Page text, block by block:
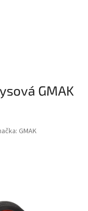
GMAK
GMAK